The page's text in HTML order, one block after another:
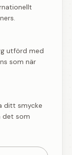
utförd med
som när
ditt smycke
det som